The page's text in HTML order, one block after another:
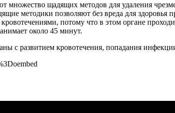
множество щадящих методов для удаления
методики позволяют без вреда для здоровья
потому что в этом органе
около 45 минут.
с развитием кровотечения, попадания